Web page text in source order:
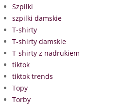
Szpilki
szpilki damskie
T-shirty
T-shirty damskie
T-shirty z nadrukiem
tiktok
tiktok trends
Topy
Torby